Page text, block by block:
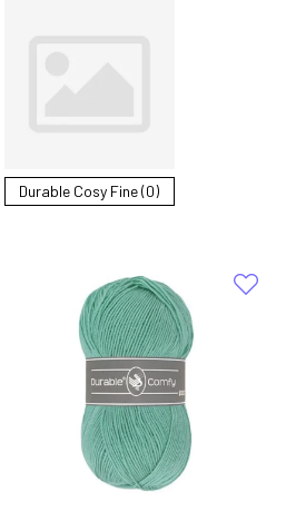
Durable Cosy Fine (0)